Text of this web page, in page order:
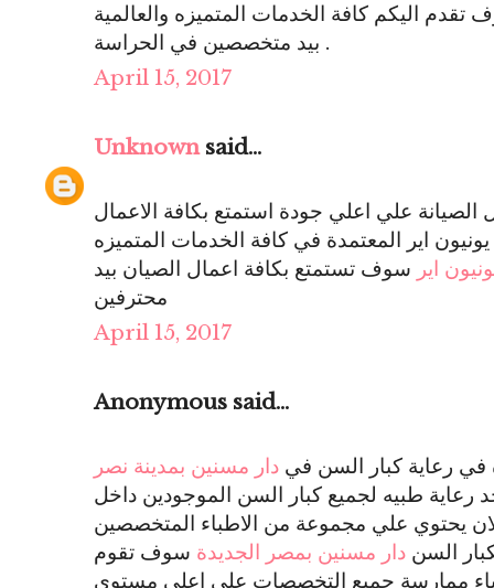
اليكم كافة الخدمات المتميزه والعالمية
بيد متخصصين في الحراسة .
April 15, 2017
Unknownsaid...
علي اعلي جودة استمتع بكافة الاعمال
اير المعتمدة في كافة الخدمات المتميزه
اير سوف تستمتع بكافة اعمال الصيان بيد
محترفين
April 15, 2017
Anonymous said...
رعاية كبار السن في دار مسنين بمدينة نصر
رعاية طبيه لجميع كبار السن الموجودين داخل
يحتوي علي مجموعة من الاطباء المتخصصين
السن دار مسنين بمصر الجديدة سوف تقوم